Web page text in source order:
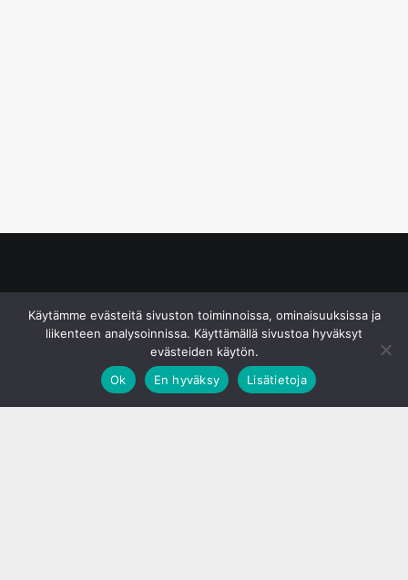
Käytämme evästeitä sivuston toiminnoissa, ominaisuuksissa ja
liikenteen analysoinnissa. Käyttämällä sivustoa hyväksyt
evästeiden käytön.
Ok
En hyväksy Lisätietoja